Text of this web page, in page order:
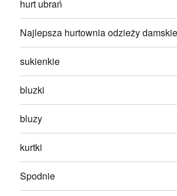
hurt ubrań
Najlepsza hurtownia odzieży
sukienkie
bluzki
bluzy
kurtki
Spodnie